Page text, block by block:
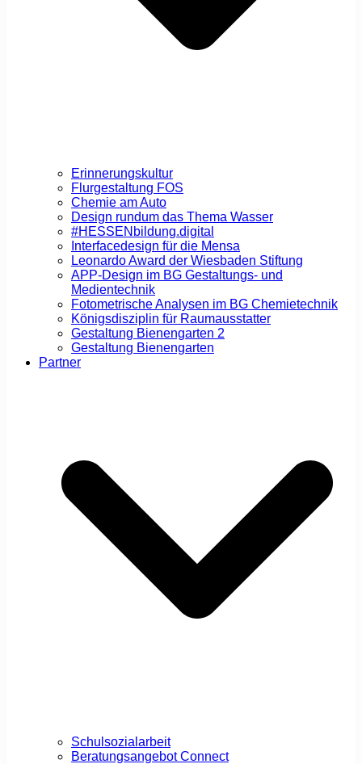
Erinnerungskultur
Flurgestaltung FOS
Chemie am Auto
Design rundum das Thema Wasser
#HESSENbildung.digital
Interfacedesign für die Mensa
Leonardo Award der Wiesbaden Stiftung
APP-Design im BG Gestaltungs- und
Medientechnik
Fotometrische Analysen im BG Chemietechnik
Königsdisziplin für Raumausstatter
Gestaltung Bienengarten 2
Gestaltung Bienengarten
Partner
Schulsozialarbeit
Beratungsangebot Connect